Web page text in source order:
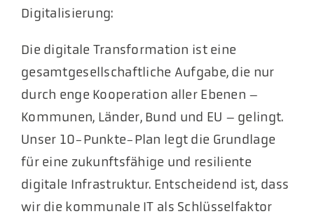
Digitalisierung:
Die digitale Transformation ist eine
gesamtgesellschaftliche Aufgabe, die nur
durch enge Kooperation aller Ebenen –
Kommunen, Länder, Bund und EU – gelingt.
Unser 10-Punkte-Plan legt die Grundlage
für eine zukunftsfähige und resiliente
digitale Infrastruktur. Entscheidend ist, dass
wir die kommunale IT als Schlüsselfaktor